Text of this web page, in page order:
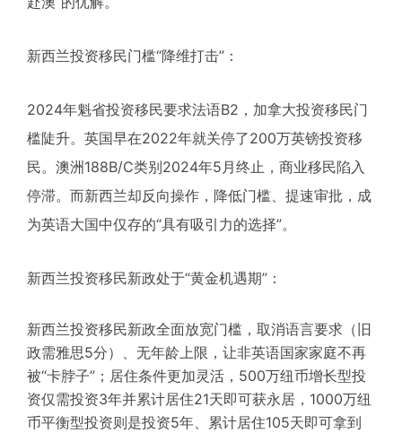
新西兰投资移民门槛“降维打击”：
2024年魁省投资移民要求法语B2，加拿大投资移民门
槛陡升。英国早在2022年就关停了200万英镑投资移
民。澳洲188B/C类别2024年5月终止，商业移民陷入
停滞。而新西兰却反向操作，降低门槛、提速审批，成
为英语大国中仅存的“具有吸引力的选择”。
新西兰投资移民新政处于“黄金机遇期”：
新西兰投资移民新政全面放宽门槛，取消语言要求（旧
政需雅思5分）、无年龄上限，让非英语国家家庭不再
被“卡脖子”；居住条件更加灵活，500万纽币增长型投
资仅需投资3年并累计居住21天即可获永居，1000万纽
币平衡型投资则是投资5年、累计居住105天即可拿到